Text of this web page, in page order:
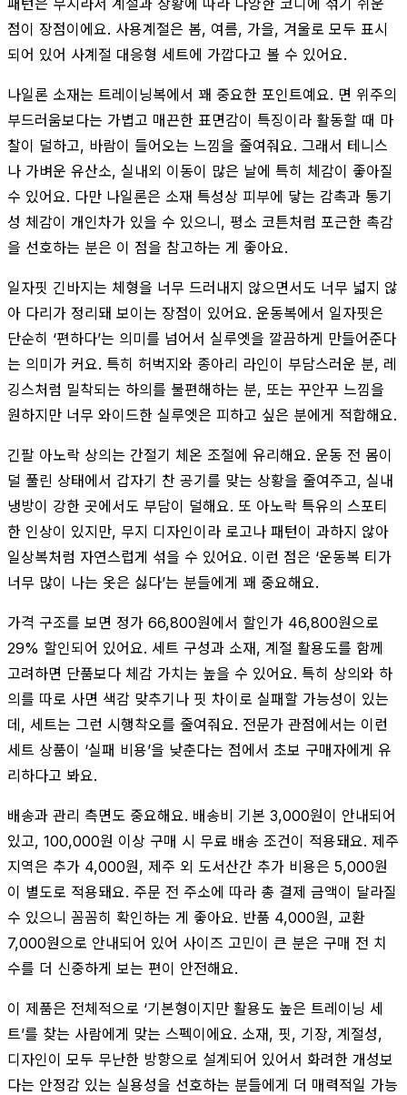
점이 장점이에요. 사용계절은 봄, 여름, 가을, 겨울로 모두 표시
되어 있어 사계절 대응형 세트에 가깝다고 볼 수 있어요.
나일론 소재는 트레이닝복에서 꽤 중요한 포인트예요. 면 위주의
부드러움보다는 가볍고 매끈한 표면감이 특징이라 활동할 때 마
찰이 덜하고, 바람이 들어오는 느낌을 줄여줘요. 그래서 테니스
나 가벼운 유산소, 실내외 이동이 많은 날에 특히 체감이 좋아질
수 있어요. 다만 나일론은 소재 특성상 피부에 닿는 감촉과 통기
성 체감이 개인차가 있을 수 있으니, 평소 코튼처럼 포근한 촉감
을 선호하는 분은 이 점을 참고하는 게 좋아요.
일자핏 긴바지는 체형을 너무 드러내지 않으면서도 너무 넓지 않
아 다리가 정리돼 보이는 장점이 있어요. 운동복에서 일자핏은
단순히 ‘편하다’는 의미를 넘어서 실루엣을 깔끔하게 만들어준다
는 의미가 커요. 특히 허벅지와 종아리 라인이 부담스러운 분, 레
깅스처럼 밀착되는 하의를 불편해하는 분, 또는 꾸안꾸 느낌을
원하지만 너무 와이드한 실루엣은 피하고 싶은 분에게 적합해요.
긴팔 아노락 상의는 간절기 체온 조절에 유리해요. 운동 전 몸이
덜 풀린 상태에서 갑자기 찬 공기를 맞는 상황을 줄여주고, 실내
냉방이 강한 곳에서도 부담이 덜해요. 또 아노락 특유의 스포티
한 인상이 있지만, 무지 디자인이라 로고나 패턴이 과하지 않아
일상복처럼 자연스럽게 섞을 수 있어요. 이런 점은 ‘운동복 티가
너무 많이 나는 옷은 싫다’는 분들에게 꽤 중요해요.
가격 구조를 보면 정가 66,800원에서 할인가 46,800원으로
29% 할인되어 있어요. 세트 구성과 소재, 계절 활용도를 함께
고려하면 단품보다 체감 가치는 높을 수 있어요. 특히 상의와 하
의를 따로 사면 색감 맞추기나 핏 차이로 실패할 가능성이 있는
데, 세트는 그런 시행착오를 줄여줘요. 전문가 관점에서는 이런
세트 상품이 ‘실패 비용’을 낮춘다는 점에서 초보 구매자에게 유
리하다고 봐요.
배송과 관리 측면도 중요해요. 배송비 기본 3,000원이 안내되어
있고, 100,000원 이상 구매 시 무료 배송 조건이 적용돼요. 제주
지역은 추가 4,000원, 제주 외 도서산간 추가 비용은 5,000원
이 별도로 적용돼요. 주문 전 주소에 따라 총 결제 금액이 달라질
수 있으니 꼼꼼히 확인하는 게 좋아요. 반품 4,000원, 교환
7,000원으로 안내되어 있어 사이즈 고민이 큰 분은 구매 전 치
수를 더 신중하게 보는 편이 안전해요.
이 제품은 전체적으로 ‘기본형이지만 활용도 높은 트레이닝 세
트’를 찾는 사람에게 맞는 스펙이에요. 소재, 핏, 기장, 계절성,
디자인이 모두 무난한 방향으로 설계되어 있어서 화려한 개성보
다는 안정감 있는 실용성을 선호하는 분들에게 더 매력적일 가능